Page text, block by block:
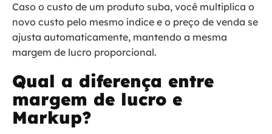
Caso o custo de um produto suba, você multiplica o
novo custo pelo mesmo índice e o preço de venda se
ajusta automaticamente, mantendo a mesma
margem de lucro proporcional.
Qual a diferença entre
margem de lucro e
Markup?